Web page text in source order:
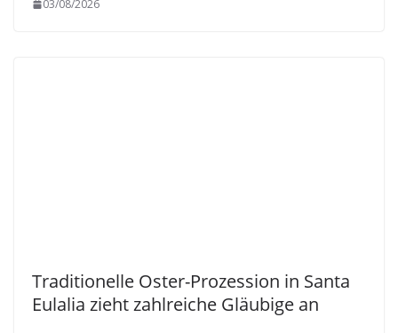
03/08/2026
Traditionelle Oster-Prozession in Santa
Eulalia zieht zahlreiche Gläubige an